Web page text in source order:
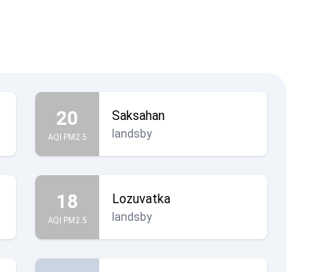
20
AQI PM2.5
Saksahan
landsby
18
AQI PM2.5
Lozuvatka
landsby